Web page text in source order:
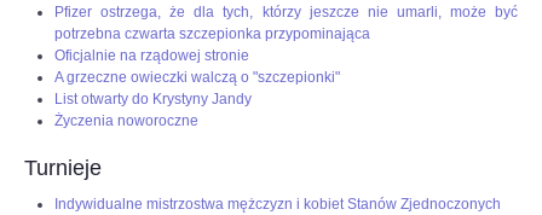
Pfizer ostrzega, że dla tych, którzy jeszcze nie umarli, może być
potrzebna czwarta szczepionka przypominająca
Oficjalnie na rządowej stronie
A grzeczne owieczki walczą o "szczepionki"
List otwarty do Krystyny Jandy
Życzenia noworoczne
Turnieje
Indywidualne mistrzostwa mężczyzn i kobiet Stanów Zjednoczonych